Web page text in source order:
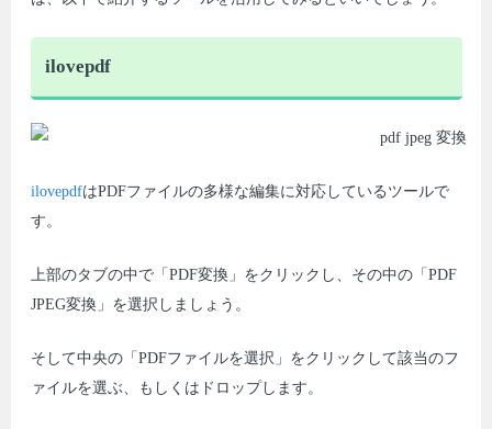
ilovepdf
ilovepdfはPDFファイルの多様な編集に対応しているツールで
す。
上部のタブの中で「PDF変換」をクリックし、その中の「PDF
JPEG変換」を選択しましょう。
そして中央の「PDFファイルを選択」をクリックして該当のフ
ァイルを選ぶ、もしくはドロップします。